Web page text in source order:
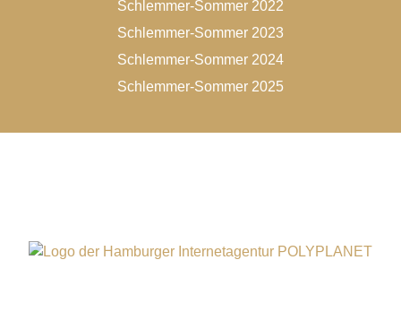
Schlemmer-Sommer 2022
Schlemmer-Sommer 2023
Schlemmer-Sommer 2024
Schlemmer-Sommer 2025